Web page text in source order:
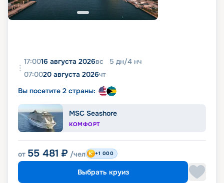
17:0016 августа 2026вс 5 дн/4 нч
07:0020 августа 2026чт
Вы посетите 2 страны:
MSC Seashore
КОМФОРТ
от 55 481 ₽ /чел +1 000
Выбрать круиз